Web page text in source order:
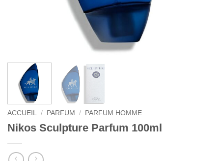
ACCUEIL / PARFUM / PARFUM HOMME
Nikos Sculpture Parfum 100ml